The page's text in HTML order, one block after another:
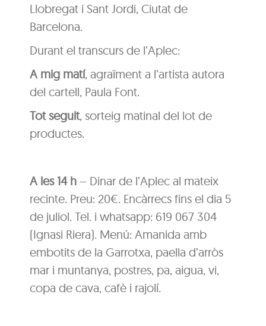
Llobregat i Sant Jordi, Ciutat de
Barcelona.
Durant el transcurs de l’Aplec:
A mig matí, agraïment a l’artista autora
del cartell, Paula Font.
Tot seguit, sorteig matinal del lot de
productes.
A les 14 h – Dinar de l’Aplec al mateix
recinte. Preu: 20€. Encàrrecs fins el dia 5
de juliol. Tel. i whatsapp: 619 067 304
(Ignasi Riera). Menú: Amanida amb
embotits de la Garrotxa, paella d’arròs
mar i muntanya, postres, pa, aigua, vi,
copa de cava, cafè i rajolí.